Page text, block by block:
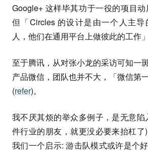
Google+ 这样毕其功于一役的项目动
但「Circles 的设计是由一个人主
人，他们在通用平台上做彼此的工作」
至于腾讯，从对张小龙的采访可知一
产品微信，团队也并不大，「微信第
(refer)。
我不厌其烦的举众多例子，是无意
件行业的朋友，就更没必要来抬杠
我们一个启示: 游击队模式或许是个